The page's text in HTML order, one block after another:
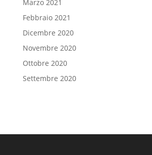
Marzo 2021
Febbraio 2021
Dicembre 2020
Novembre 2020
Ottobre 2020
Settembre 2020